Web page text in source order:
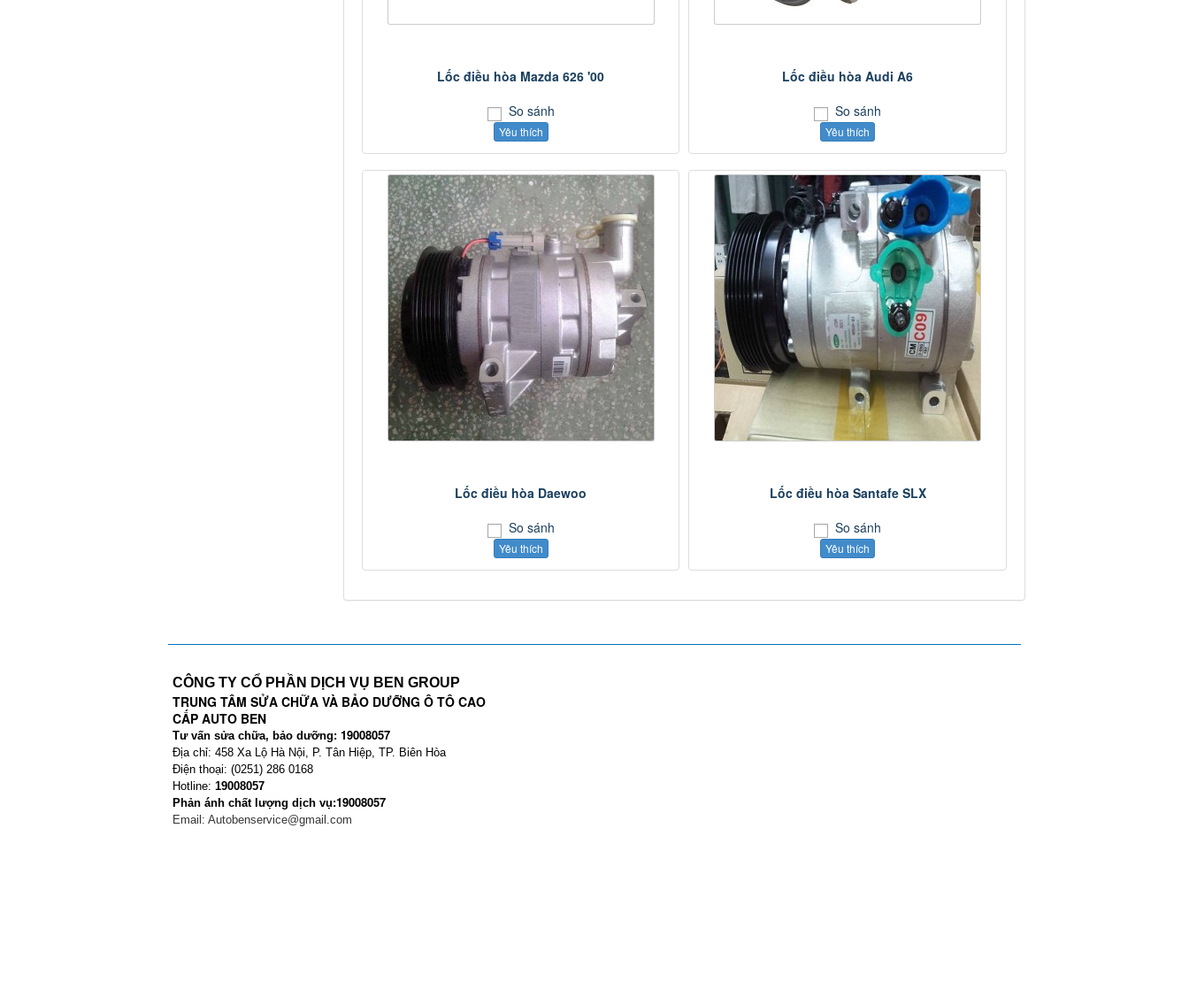
Lốc điều hòa Mazda 626 '00
So sánh
Yêu thích
Lốc điều hòa Audi A6
So sánh
Yêu thích
Lốc điều hòa Daewoo
So sánh
Yêu thích
Lốc điều hòa Santafe SLX
So sánh
Yêu thích
CÔNG TY CỔ PHẦN DỊCH VỤ BEN GROUP
TRUNG TÂM SỬA CHỮA VÀ BẢO DƯỠNG Ô TÔ CAO
CẤP AUTO BEN
Tư vấn sửa chữa, bảo dưỡng: 19008057
Địa chỉ: 458 Xa Lộ Hà Nội, P. Tân Hiệp, TP. Biên Hòa
Điện thoại: (0251) 286 0168
Hotline: 19008057
Phản ánh chất lượng dịch vụ:19008057
Email: Autobenservice@gmail.com